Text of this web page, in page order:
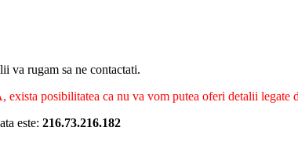
va rugam sa ne contactati.
posibilitatea ca nu va vom putea oferi detalii legate
este: 216.73.216.182